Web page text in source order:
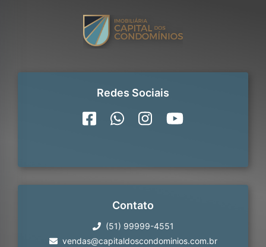
Redes Sociais
Contato
(51) 99999-4551
vendas@capitaldoscondominios.com.br